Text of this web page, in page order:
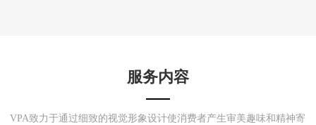
服务内容
VPA致力于通过细致的视觉形象设计使消费者产生审美趣味和精神寄